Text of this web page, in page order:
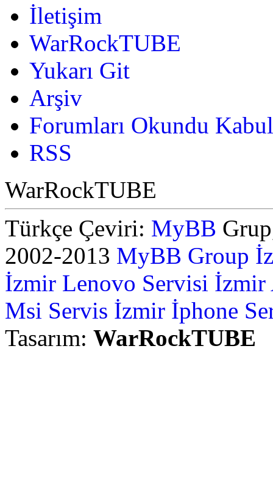
İletişim
WarRockTUBE
Yukarı Git
Arşiv
Forumları Okundu
RSS
WarRockTUBE
Türkçe Çeviri: MyBB
2002-2013 MyBB Group
İzmir Lenovo Servisi İzmir
Msi Servis İzmir İphone
Tasarım: WarRockTUBE